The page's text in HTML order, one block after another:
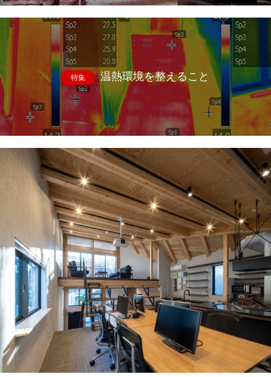
特集 温熱環境を整えること